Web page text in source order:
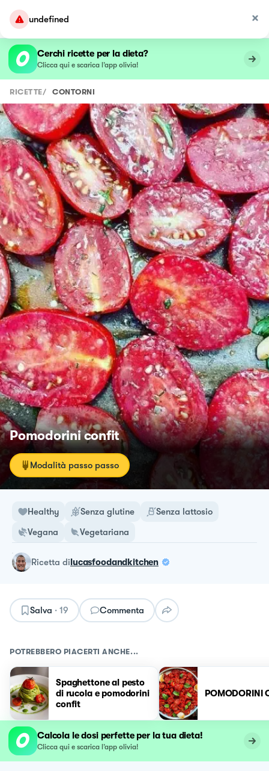
undefined
Cerchi ricette per la dieta?
Clicca qui e scarica l’app olivia!
RICETTE/ CONTORNI
Pomodorini confit
Modalità passo passo
Healthy Senza glutine
Senza lattosio
Vegana
Vegetariana
ricetta dilucasfoodandkitchen
Salva · 19 Commenta
POTREBBERO PIACERTI ANCHE...
Spaghettone al pesto
di rucola e pomodorini
confit
POMODORINI
Calcola le dosi perfette per la tua dieta!
Clicca qui e scarica l’app olivia!